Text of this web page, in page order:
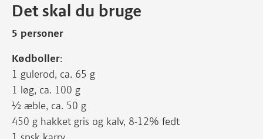
Det skal du bruge
5 personer
Kødboller:
1 gulerod, ca. 65 g
1 løg, ca. 100 g
½ æble, ca. 50 g
450 g hakket gris og kalv, 8-12% fedt